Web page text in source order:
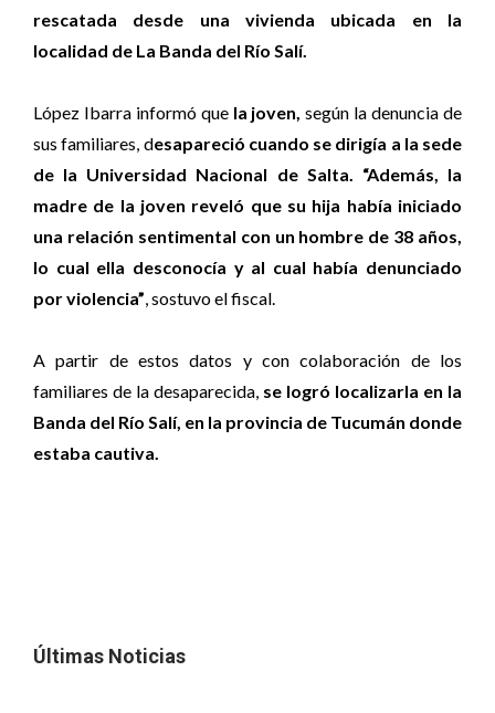
rescatada desde una vivienda ubicada en la
localidad de La Banda del Río Salí.
López Ibarra informó que la joven, según la denuncia de
sus familiares, desapareció cuando se dirigía a la sede
de la Universidad Nacional de Salta. “Además, la
madre de la joven reveló que su hija había iniciado
una relación sentimental con un hombre de 38 años,
lo cual ella desconocía y al cual había denunciado
por violencia”, sostuvo el fiscal.
A partir de estos datos y con colaboración de los
familiares de la desaparecida, se logró localizarla en la
Banda del Río Salí, en la provincia de Tucumán donde
estaba cautiva.
Últimas Noticias